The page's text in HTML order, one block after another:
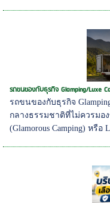
รถขนของกับธุรกิจ Glamping/Luxe
รถขนของกับธุรกิจ
กลางธรรมชาติที่ไม่ควรมอ
(Glamorous Camping) หรือ